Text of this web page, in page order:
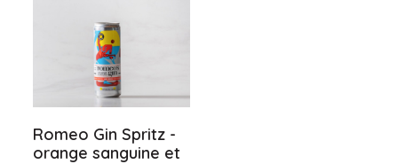
Romeo Gin Spritz -
orange sanguine et